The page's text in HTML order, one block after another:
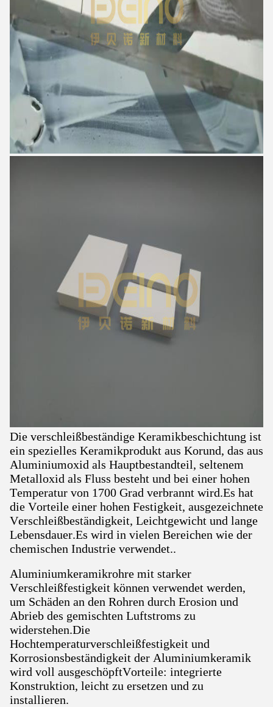
Die verschleißbeständige Keramikbeschichtung ist
ein spezielles Keramikprodukt aus Korund, das aus
Aluminiumoxid als Hauptbestandteil, seltenem
Metalloxid als Fluss besteht und bei einer hohen
Temperatur von 1700 Grad verbrannt wird.Es hat
die Vorteile einer hohen Festigkeit, ausgezeichnete
Verschleißbeständigkeit, Leichtgewicht und lange
Lebensdauer.Es wird in vielen Bereichen wie der
chemischen Industrie verwendet..
Aluminiumkeramikrohre mit starker
Verschleißfestigkeit können verwendet werden,
um Schäden an den Rohren durch Erosion und
Abrieb des gemischten Luftstroms zu
widerstehen.Die
Hochtemperaturverschleißfestigkeit und
Korrosionsbeständigkeit der Aluminiumkeramik
wird voll ausgeschöpftVorteile: integrierte
Konstruktion, leicht zu ersetzen und zu
installieren.